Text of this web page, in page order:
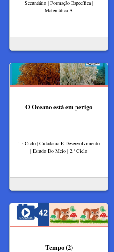
Secundário | Formação Específica |
Matemática A
O Oceano está em perigo
1.º Ciclo | Cidadania E Desenvolvimento
| Estudo Do Meio | 2.º Ciclo
Tempo (2)